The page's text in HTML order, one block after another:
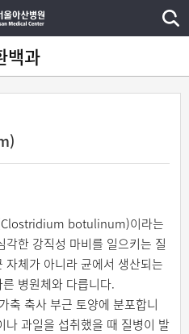
백과
botulinum)이라는
한 강직성 마비를 일으키는 질
체가 아니라 균에서 생산되는
병원체와 다릅니다.
축 축사 부근 토양에 분포합니
나 과일을 섭취했을 때 질병이 발